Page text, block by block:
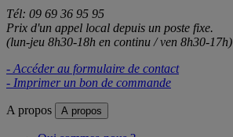
Tél: 09 69 36 95 95
Prix d'un appel local depuis un poste fixe.
(lun-jeu 8h30-18h en continu / ven 8h30-17h)
- Accéder au formulaire de contact
- Imprimer un bon de commande
A propos A propos